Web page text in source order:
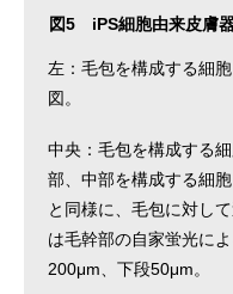
図5 iPS細胞由来皮膚
左：毛包を構成する細
図。
中央：毛包を構成する
部、中部を構成する細
と同様に、毛包に対し
は毛幹部の自家蛍光に
200μm、下段50μm。